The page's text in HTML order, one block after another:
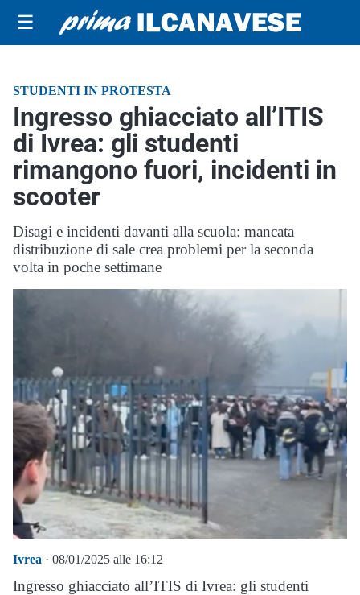
☰
STUDENTI IN PROTESTA
Ingresso ghiacciato all’ITIS
di Ivrea: gli studenti
rimangono fuori, incidenti in
scooter
Disagi e incidenti davanti alla scuola: mancata
distribuzione di sale crea problemi per la seconda
volta in poche settimane
Ivrea · 08/01/2025 alle 16:12
Ingresso ghiacciato all’ITIS di Ivrea: gli studenti